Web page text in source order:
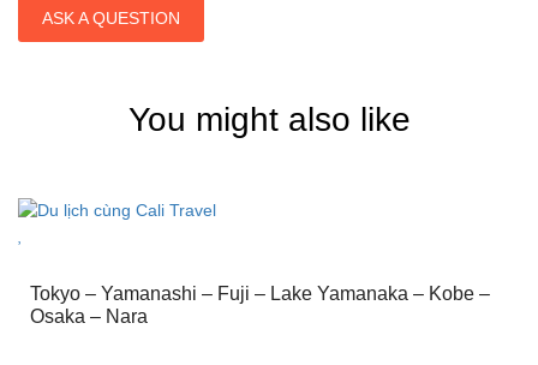
ASK A QUESTION
You might also like
Tokyo – Yamanashi – Fuji – Lake Yamanaka – Kobe –
Osaka – Nara